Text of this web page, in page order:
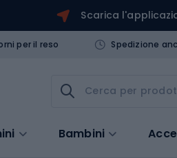
Scarica
per il reso Spedizione
Bambini